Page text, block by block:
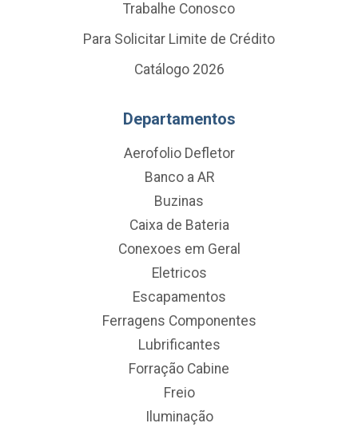
Trabalhe Conosco
Para Solicitar Limite de Crédito
Catálogo 2026
Departamentos
Aerofolio Defletor
Banco a AR
Buzinas
Caixa de Bateria
Conexoes em Geral
Eletricos
Escapamentos
Ferragens Componentes
Lubrificantes
Forração Cabine
Freio
Iluminação